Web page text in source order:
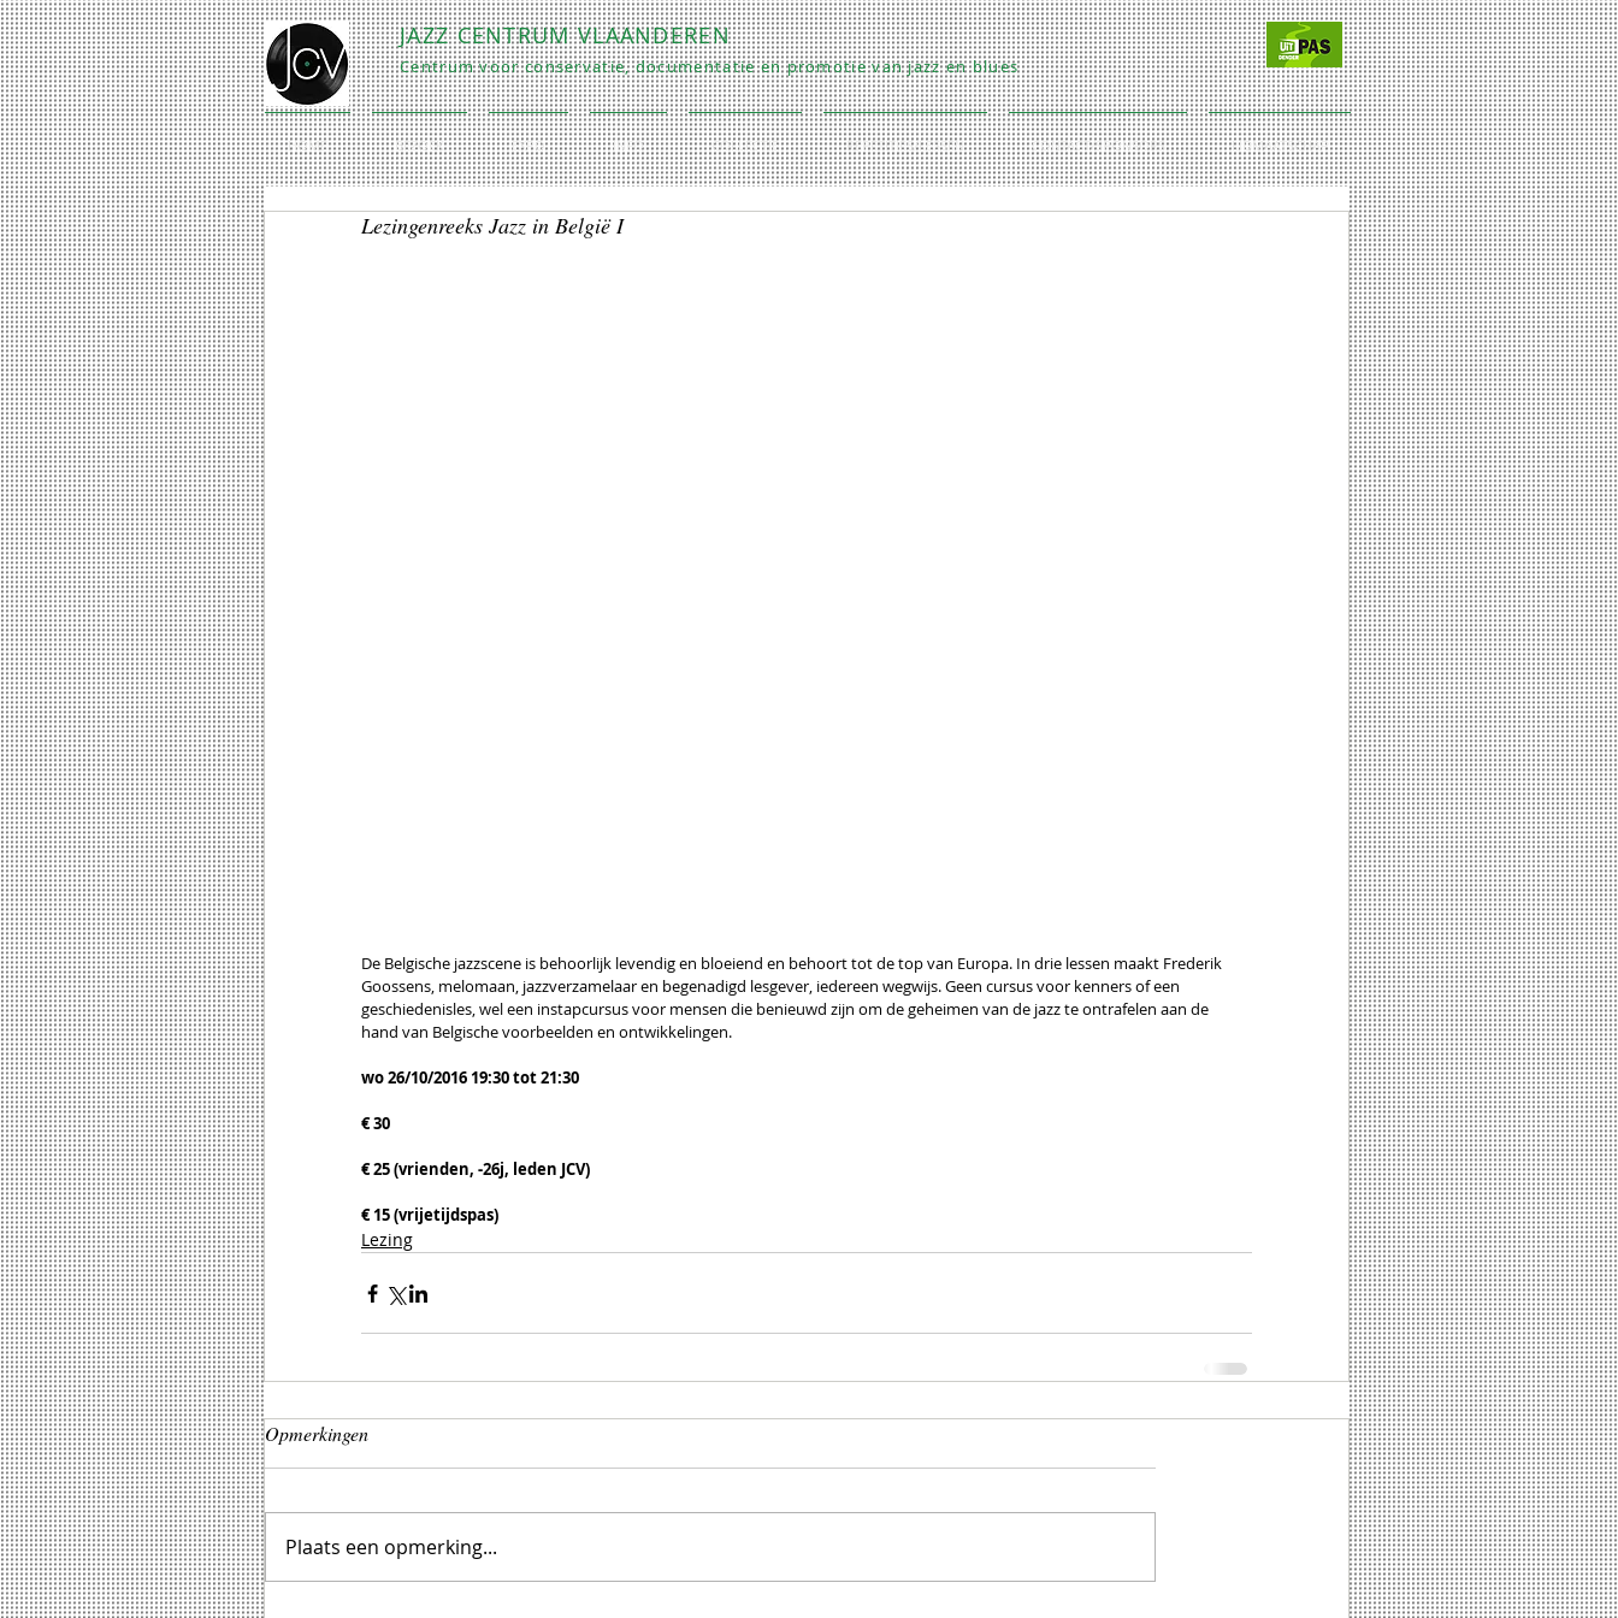
JAZZ CENTRUM VLAANDEREN
Centrum voor conservatie, documentatie en promotie van jazz en blues
HOME BEZOEK EXPO INFO COLLECTIE REPETITIES/LESSEN CONTACT/SPONSORS LIDMAATSCHAP
Lezingenreeks Jazz in België I
De Belgische jazzscene is behoorlijk levendig en bloeiend en behoort tot de top van Europa. In drie lessen maakt Frederik
Goossens, melomaan, jazzverzamelaar en begenadigd lesgever, iedereen wegwijs. Geen cursus voor kenners of een
geschiedenisles, wel een instapcursus voor mensen die benieuwd zijn om de geheimen van de jazz te ontrafelen aan de
hand van Belgische voorbeelden en ontwikkelingen.
wo 26/10/2016 19:30 tot 21:30
€ 30
€ 25 (vrienden, -26j, leden JCV)
€ 15 (vrijetijdspas)
Lezing
Opmerkingen
Plaats een opmerking...